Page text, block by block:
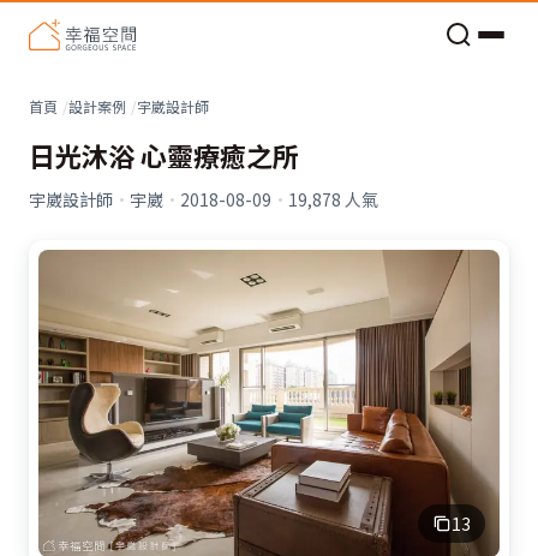
首頁 設計案例 宇崴設計師
日光沐浴 心靈療癒之所
宇崴設計師 · 宇崴 · 2018-08-09 · 19,878 人氣
13